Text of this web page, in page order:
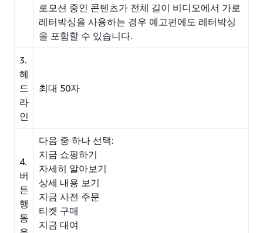
로모션 중인 콘텐츠가 전체 길이 비디오에서 가로
레터박싱을 사용하는 경우 예고편에도 레터박싱
을 포함할 수 있습니다.
3.
헤
드
라
인
최대 50자
4.
버
튼
행
동
다음 중 하나 선택:
지금 쇼핑하기
자세히 알아보기
상세 내용 보기
지금 사전 주문
티켓 구매
지금 대여